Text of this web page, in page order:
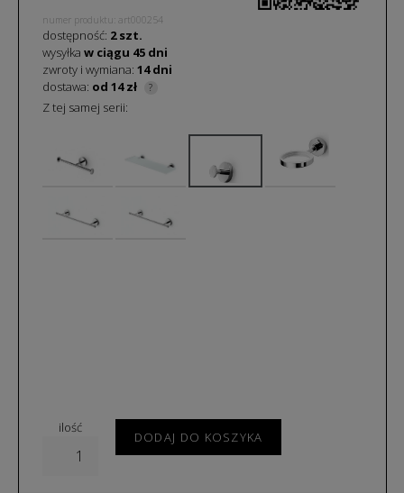
numer produktu: art000254
dostępność: 2 szt.
wysyłka w ciągu 45dni
zwroty i wymiana: 14 dni
dostawa: od 14 zł ?
Z tej samej serii:
ilość
DODAJ DO KOSZYKA